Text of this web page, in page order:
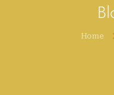
Home